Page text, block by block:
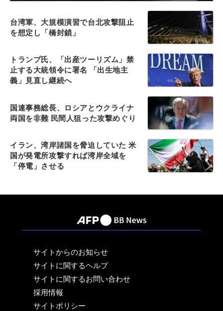
台湾軍、大規模演習で台北攻撃阻止
を想定し「橋封鎖」
トランプ氏、「出産ツーリズム」禁
止する大統領令に署名 「出生地主
義」見直し継続へ
国連事務総長、ロシアとウクライナ
両国を非難 民間人狙った攻撃めぐり
イラン、湾岸諸国を脅迫していた 米
国が発電所攻撃すれば湾岸全域を
「停電」させる
サイトからのお知らせ
サイトに関するヘルプ
サイトに関するお問い合わせ
採用情報
サイトポリシー